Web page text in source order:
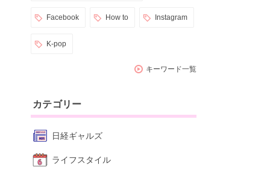
Facebook How to Instagram
K-pop
キーワード一覧
カテゴリー
日経ギャルズ
ライフスタイル